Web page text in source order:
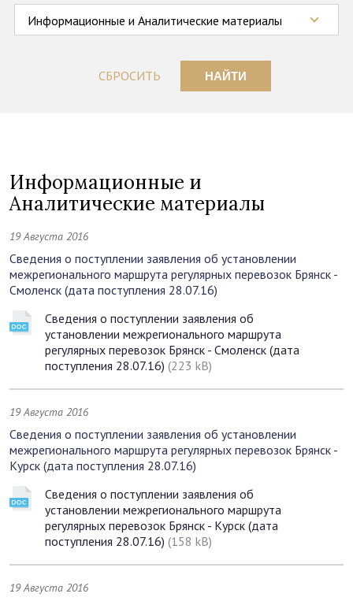
Информационные и Аналитические материалы
СБРОСИТЬ НАЙТИ
Информационные и
Аналитические материалы
19 Августа 2016
Сведения о поступлении заявления об установлении
межрегионального маршрута регулярных перевозок Брянск -
Смоленск (дата поступления 28.07.16)
Сведения о поступлении заявления об
установлении межрегионального маршрута
регулярных перевозок Брянск - Смоленск (дата
поступления 28.07.16) (223 kB)
19 Августа 2016
Сведения о поступлении заявления об установлении
межрегионального маршрута регулярных перевозок Брянск -
Курск (дата поступления 28.07.16)
Сведения о поступлении заявления об
установлении межрегионального маршрута
регулярных перевозок Брянск - Курск (дата
поступления 28.07.16) (158 kB)
19 Августа 2016